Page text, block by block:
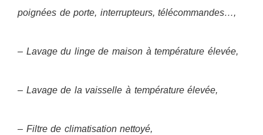
poignées de porte, interrupteurs, télécommandes…,
– Lavage du linge de maison à température élevée,
– Lavage de la vaisselle à température élevée,
– Filtre de climatisation nettoyé,